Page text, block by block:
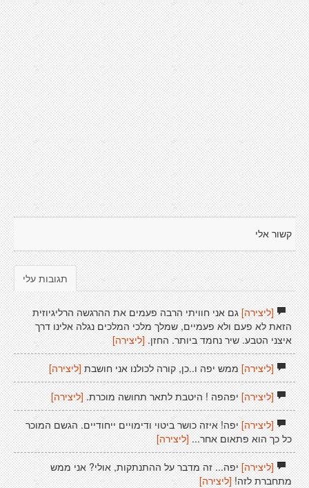
קשור אלי
תגובות עלי
[ליצירה]גם אני חוויתי הרבה פעמים את ההרגשה הרליגיוזית
הזאת לא פעם ולא פעמיים, שמלך מלכי המלכים נגלה אלינו דרך
איצני הטבע. שיר נחמד ביותר. החזן. [ליצירה]
[ליצירה]ממש יפה ו..כן, קורה לכולנו אני חושבת [ליצירה]
[ליצירה]יפהפה ! היטבת לתאר תחושה מוכרת. [ליצירה]
[ליצירה]יפה! איזה כושר ביטוי ודימויים ייחודיים. הגשם המוכר
כל כך הוא פתאום אחר... [ליצירה]
[ליצירה]יפה... זה מדבר על ההתנתקות, אולי? אני ממש
מתחברת לזה! [ליצירה]